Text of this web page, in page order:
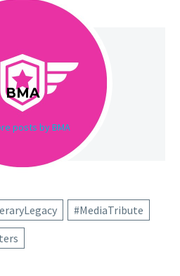
BMA
posts by BMA
#MediaTribute